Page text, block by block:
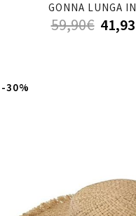
GONNA LUNGA
59,90€ 41,93
-30%